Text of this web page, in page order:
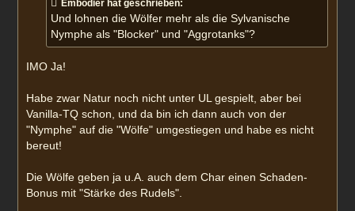
Embodier hat geschrieben:
Und lohnen die Wölfer mehr als die Sylvanische
Nymphe als "Blocker" und "Aggrotanks"?
IMO Ja!
Habe zwar Natur noch nicht unter UL gespielt, aber bei
Vanilla-TQ schon, und da bin ich dann auch von der
"Nymphe" auf die "Wölfe" umgestiegen und habe es nicht
bereut!
Die Wölfe geben ja u.A. auch dem Char einen Schaden-
Bonus mit "Stärke des Rudels".